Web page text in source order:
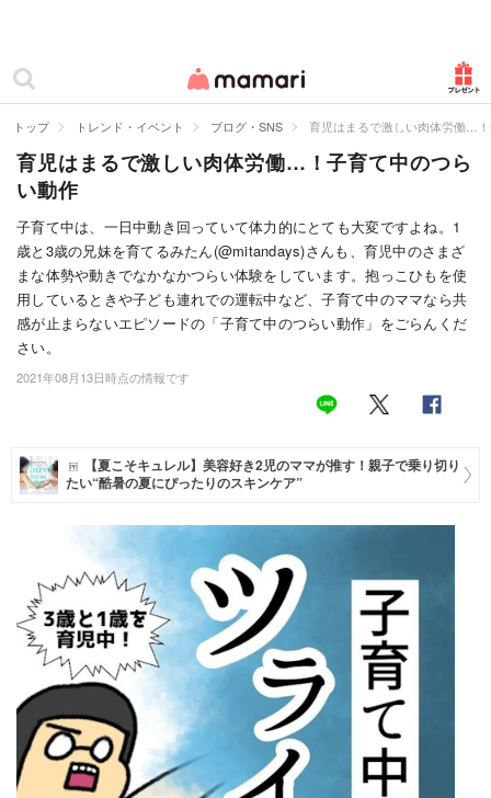
ママリ
カテゴリー一覧
妊娠
出産
赤ちゃん・育児
子育て・家族
美容・ファッション
住まい
マネー
トレンド・イベント
トップ トレンド・イベント ブログ・SNS 育児はまるで激しい肉体労働…
育児はまるで激しい肉体労働…！子育て中のつら
い動作
子育て中は、一日中動き回っていて体力的にとても大変ですよね。1
歳と3歳の兄妹を育てるみたん(@mitandays)さんも、育児中のさまざ
まな体勢や動きでなかなかつらい体験をしています。抱っこひもを使
用しているときや子ども連れでの運転中など、子育て中のママなら共
感が止まらないエピソードの「子育て中のつらい動作」をごらんくだ
さい。
2021年08月13日時点の情報です
【夏こそキュレル】美容好き2児のママが推す！親子で乗り切り
たい“酷暑の夏にぴったりのスキンケア”